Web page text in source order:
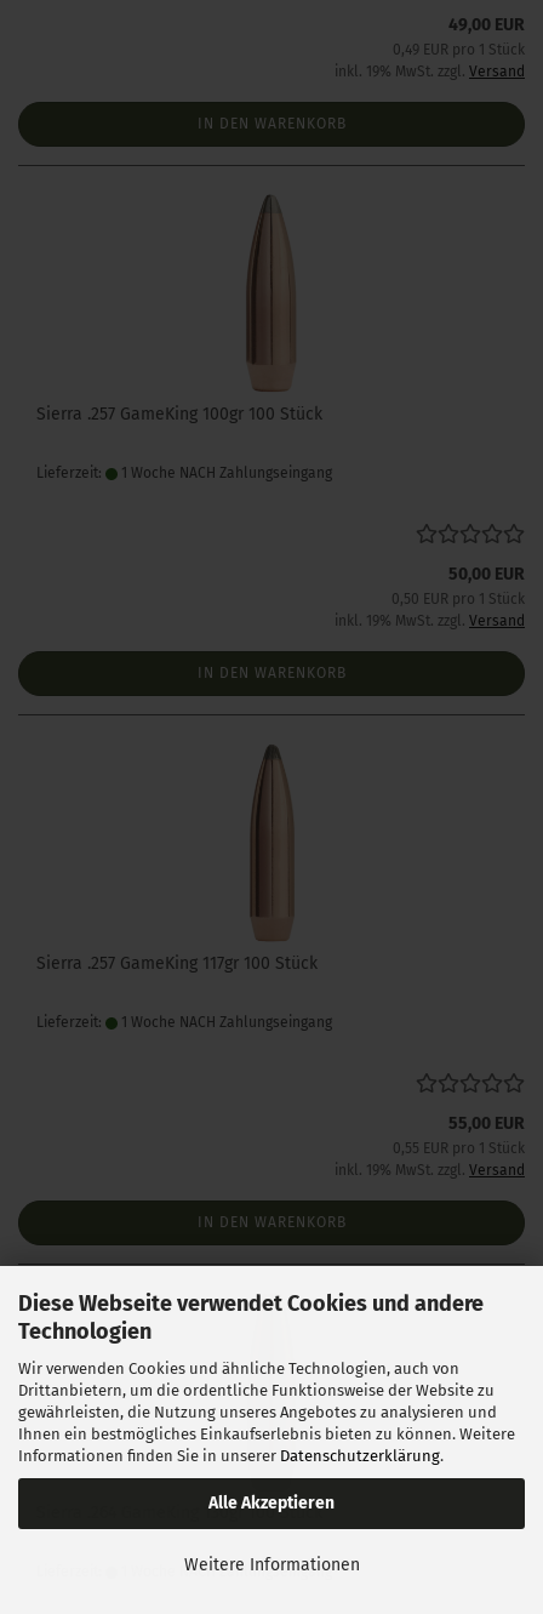
Diese Webseite verwendet Cookies und andere
Technologien
Wir verwenden Cookies und ähnliche Technologien, auch von
Drittanbietern, um die ordentliche Funktionsweise der Website zu
gewährleisten, die Nutzung unseres Angebotes zu analysieren und
Ihnen ein bestmögliches Einkaufserlebnis bieten zu können. Weitere
Informationen finden Sie in unserer Datenschutzerklärung.
Alle Akzeptieren
Weitere Informationen
49,00 EUR
0,49 EUR pro 1 Stück
inkl. 19% MwSt. zzgl. Versand
IN DEN WARENKORB
Sierra .257 GameKing 100gr 100 Stück
Lieferzeit: 1 Woche NACH Zahlungseingang
50,00 EUR
0,50 EUR pro 1 Stück
inkl. 19% MwSt. zzgl. Versand
IN DEN WARENKORB
Sierra .257 GameKing 117gr 100 Stück
Lieferzeit: 1 Woche NACH Zahlungseingang
55,00 EUR
0,55 EUR pro 1 Stück
inkl. 19% MwSt. zzgl. Versand
IN DEN WARENKORB
Sierra .264 GameKing 130gr 100 Stück
1 Woche NACH Zahlungseingang